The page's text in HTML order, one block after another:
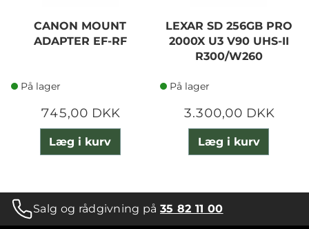
CANON MOUNT
ADAPTER EF-RF
På lager
745,00 DKK
Læg i kurv
LEXAR SD 256GB PRO
2000X U3 V90 UHS-II
R300/W260
På lager
3.300,00 DKK
Læg i kurv
Salg og rådgivning på35 82 11 00